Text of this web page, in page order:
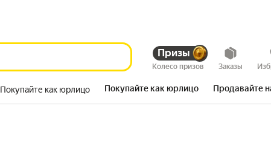
Призы
Колесо призов Заказы
Покупайте как юрлицо Покупайте как юрлицо Продавайте